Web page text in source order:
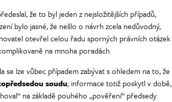
že to byl jeden z nejsložitějších případů,
bylo jasné, že nešlo o návrh zcela nedůvodný,
otevřel celou řadu sporných právních otázek
na mnoha poradách.
se lze vůbec případem zabývat s ohledem na to, že
soudu; informace totiž poskytl v době,
na základě pouhého „pověření“ předsedy